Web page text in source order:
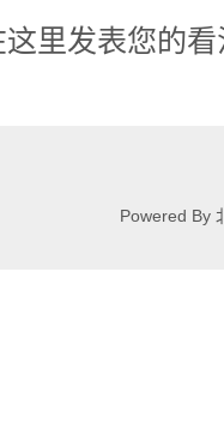
里发表您的
Powered By